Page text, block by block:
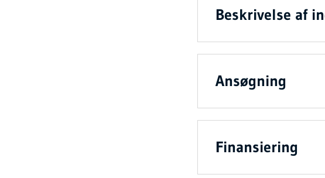
Beskrivelse af
Ansøgning
Finansiering